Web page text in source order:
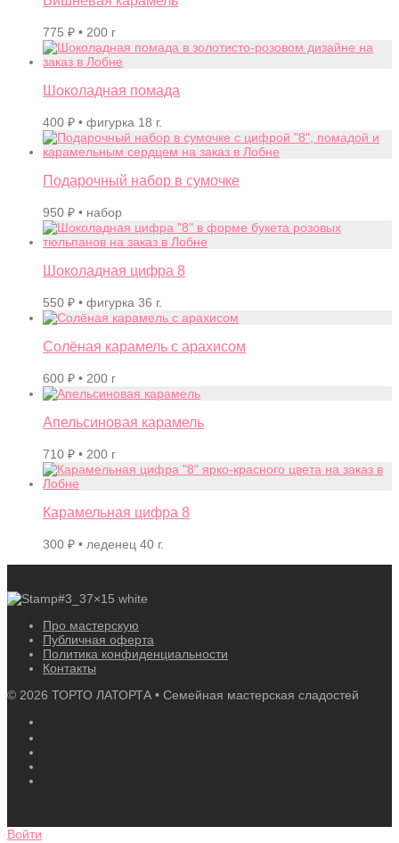
775 ₽ • 200 г
Шоколадная помада
400 ₽ • фигурка 18 г.
Подарочный набор в сумочке
950 ₽ • набор
Шоколадная цифра 8
550 ₽ • фигурка 36 г.
Солёная карамель с арахисом
600 ₽ • 200 г
Апельсиновая карамель
710 ₽ • 200 г
Карамельная цифра 8
300 ₽ • леденец 40 г.
Про мастерскую
Публичная оферта
Политика конфиденциальности
Контакты
© 2026 ТОРТО ЛАТОРТА • Семейная мастерская сладостей
Войти